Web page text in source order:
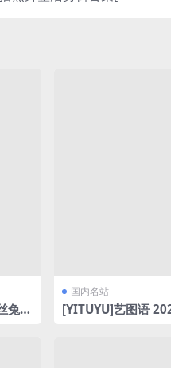
兔女
国内名站
[YITUYU]艺图语